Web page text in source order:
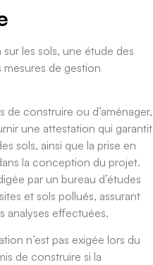
les sols, une étude des
mesures de gestion
de construire ou d’aménager,
une attestation qui garantit
sols, ainsi que la prise en
la conception du projet.
par un bureau d’études
et sols pollués, assurant
analyses effectuées.
n’est pas exigée lors du
de construire si la